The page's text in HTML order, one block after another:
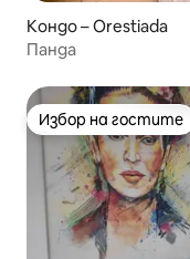
Кондо – Orestiada
Панда
Избор на гостите
Избор на гостите